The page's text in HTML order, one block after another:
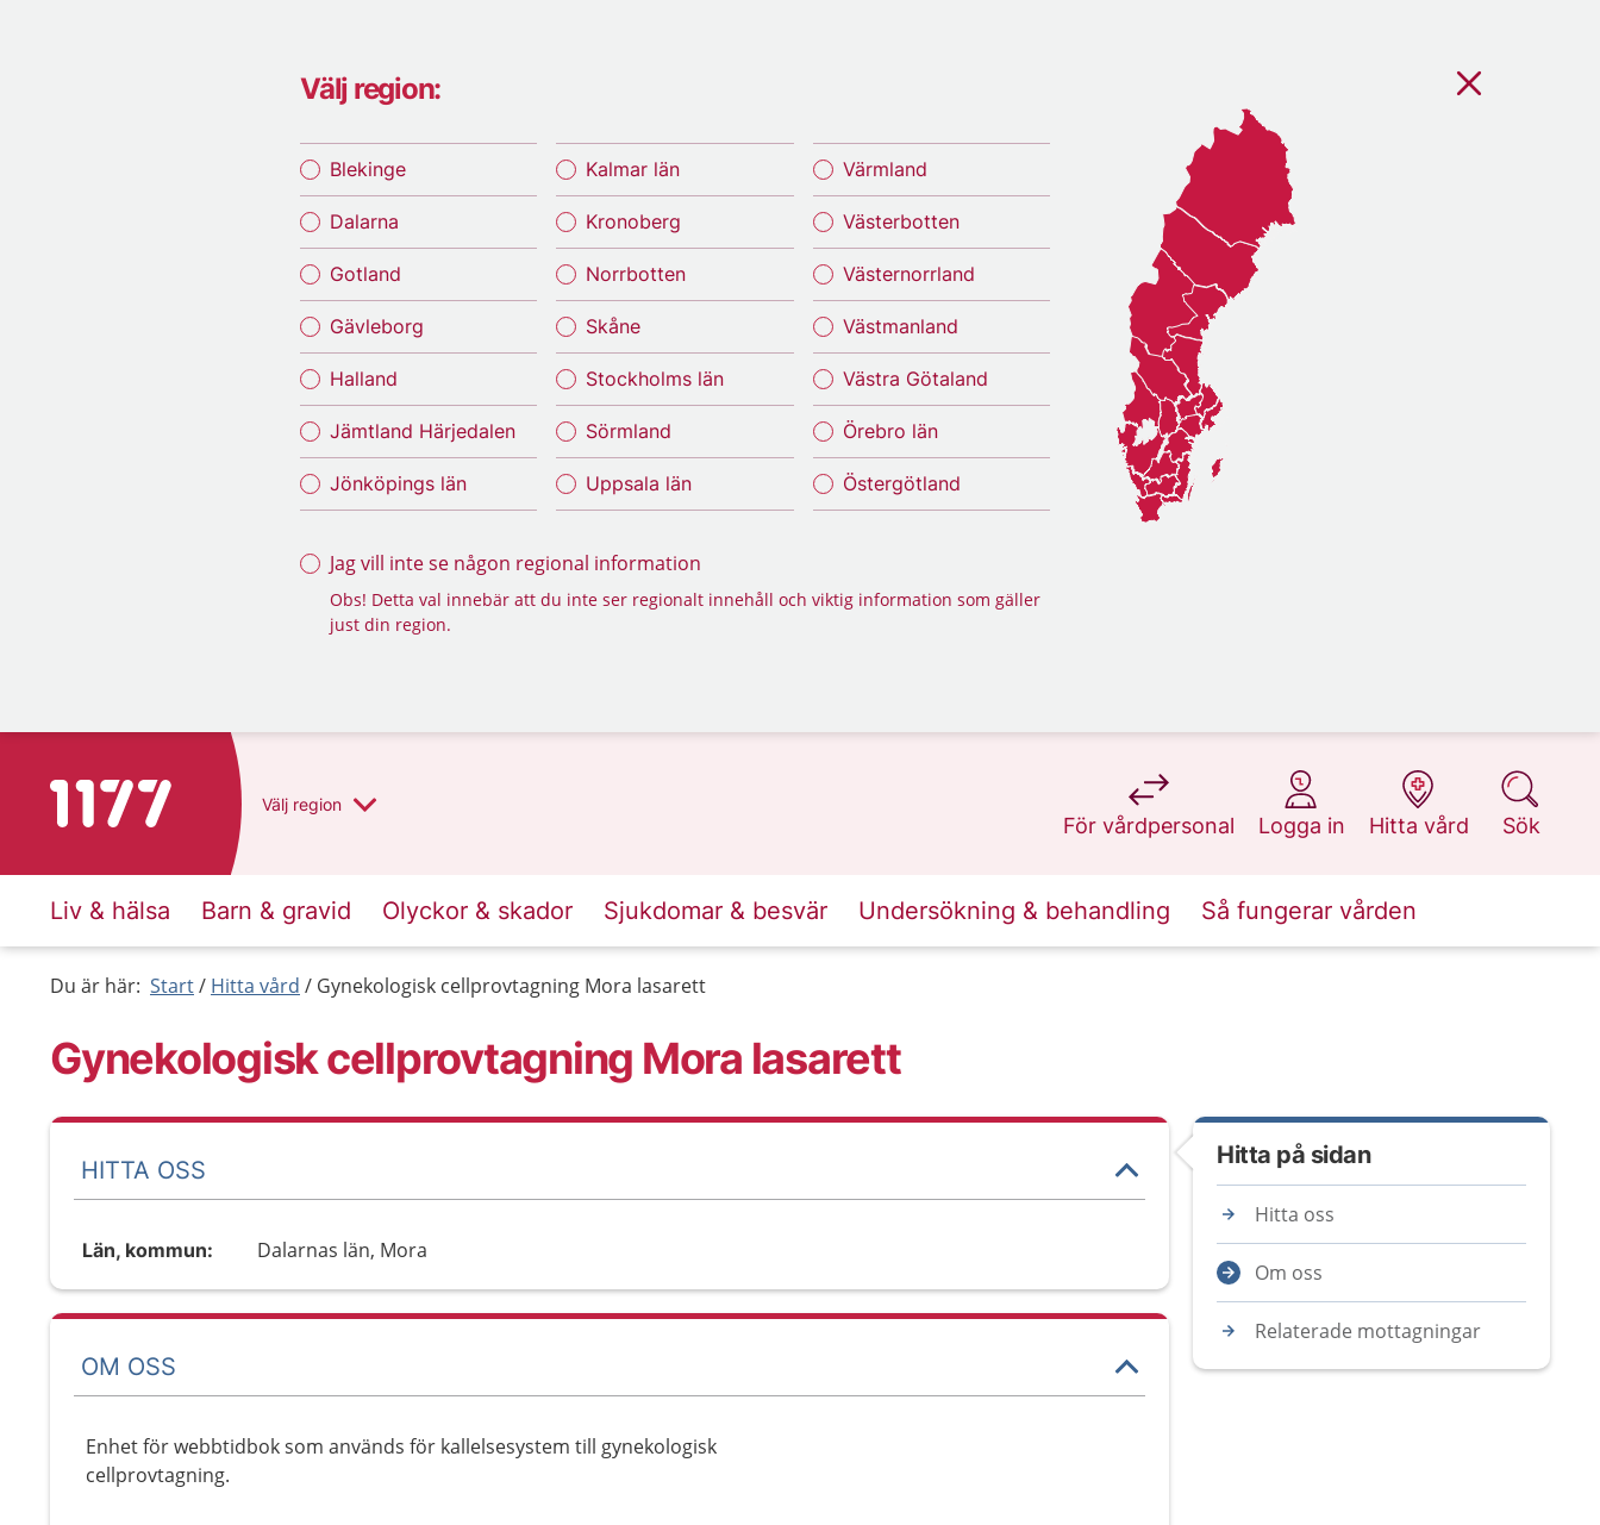
Välj region:
Blekinge
Dalarna
Gotland
Gävleborg
Halland
Jämtland Härjedalen
Jönköpings län
Kalmar län
Kronoberg
Norrbotten
Skåne
Stockholms län
Sörmland
Uppsala län
Värmland
Västerbotten
Västernorrland
Västmanland
Västra Götaland
Örebro län
Östergötland
Jag vill inte se någon regional information
Obs! Detta val innebär att du inte ser regionalt innehåll och viktig information som gäller
just din region.
Till startsidan för 1177 Välj region
För vårdpersonal
på 1177.se
Logga in
på 1177.se
Hitta vård
på 1177.se
Sök
på 1177.se
Liv & hälsa Barn & gravid Olyckor & skador Sjukdomar & besvär Undersökning & behandling Så fungerar vården
Du är här: Start Hitta vård Gynekologisk cellprovtagning Mora lasarett
Gynekologisk cellprovtagning Mora lasarett
HITTA OSS
Län, kommun: Dalarnas län, Mora
OM OSS
Enhet för webbtidbok som används för kallelsesystem till gynekologisk
cellprovtagning.
Hitta på sidan
Hitta oss
Om oss
Relaterade mottagningar